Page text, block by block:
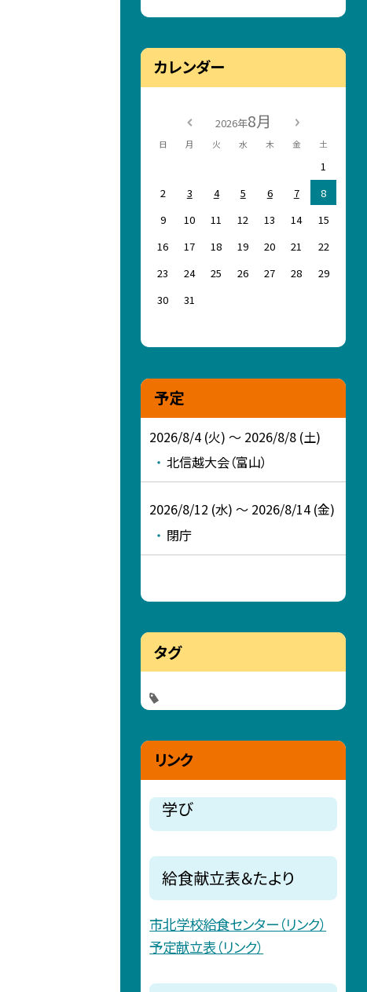
カレンダー
2026年8月
日 月 火 水 木 金 土
1
2
3 4 5 6 7
8
9
10 11 12 13 14
15
16
17 18 19 20 21
22
23
24 25 26 27 28
29
30
31
予定
2026/8/4 (火) ～ 2026/8/8 (土)
北信越大会（富山）
2026/8/12 (水) ～ 2026/8/14 (金)
閉庁
タグ
リンク
学び
給食献立表＆たより
市北学校給食センター（リンク）
予定献立表（リンク）